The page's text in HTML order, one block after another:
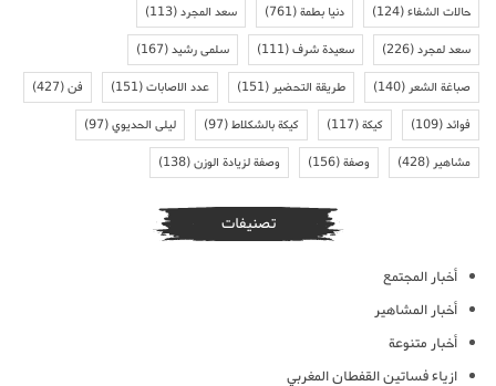
حالات الشفاء(124) دنيا بطمة(761) سعد المجرد(113)
سعد لمجرد(226) سعيدة شرف(111) سلمى رشيد(167)
صباغة الشعر(140) طريقة التحضير(151) عدد الاصابات(151) فن(427)
فوائد(109) كيكة(117) كيكة بالشكلاط(97) ليلى الحديوي(97)
مشاهير(428) وصفة(156) وصفة لزيادة الوزن(138)
تصنيفات
أخبار المجتمع
أخبار المشاهير
أخبار متنوعة
ازياء فساتين القفطان المغربي